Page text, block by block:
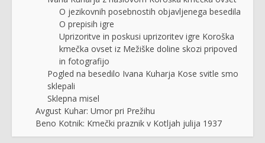
O jezikovnih posebnostih objavljenega besedila
O prepisih igre
Uprizoritve in poskusi uprizoritev igre Koroška
kmečka ovset iz Mežiške doline skozi pripoved
in fotografijo
Pogled na besedilo Ivana Kuharja Kose svitle smo
sklepali
Sklepna misel
Avgust Kuhar: Umor pri Prežihu
Beno Kotnik: Kmečki praznik v Kotljah julija 1937